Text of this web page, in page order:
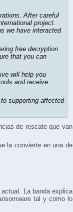
After careful
project.
we have interacted
free decryption
that you can
will help you
and receive
supporting affected
de rescate que van
la convierte en una de
La banda explica
tal y como lo